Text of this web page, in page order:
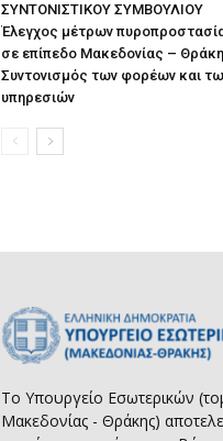
ΣΥΝΤΟΝΙΣΤΙΚΟΥ ΣΥΜΒΟΥΛΙΟΥ
Έλεγχος μέτρων
σε επίπεδο Μακεδονίας –
Συντονισμός των φορέων και
υπηρεσιών
Το Υπουργείο Εσωτερικών
Μακεδονίας - Θράκης)